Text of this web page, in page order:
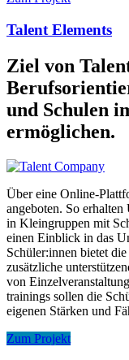
Talent Elements
Ziel von
und Schulen
ermöglichen.
Über eine Online-
angeboten. So
in Kleingruppen mit
einen Einblick in das
Schüler:innen bietet
zusätzliche
von
trainings sollen die
eigenen Stärken und
Zum Projekt